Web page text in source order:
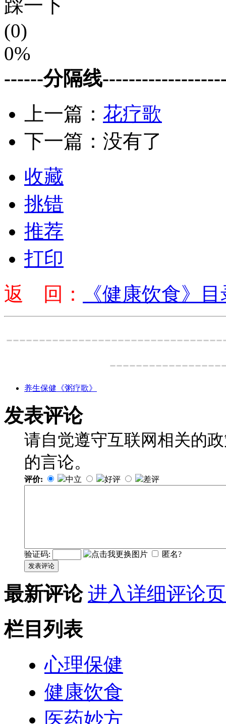
踩一下
(0)
0%
------分隔线
上一篇： 花疗歌
下一篇：没有了
收藏
挑错
推荐
打印
返 回：
《健康饮食》
养生保健《粥疗歌》
发表评论
请自觉遵守互联网相关的
的言论。
评价: 中立 好评 差评
验证码: 匿名?
发表评论
最新评论 进入详细评论
栏目列表
心理保健
健康饮食
医药妙方